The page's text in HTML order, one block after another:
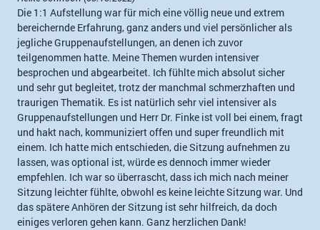
Die 1:1 Aufstellung war für mich eine völlig neue und extrem
bereichernde Erfahrung, ganz anders und viel persönlicher als
jegliche Gruppenaufstellungen, an denen ich zuvor
teilgenommen hatte. Meine Themen wurden intensiver
besprochen und abgearbeitet. Ich fühlte mich absolut sicher
und sehr gut begleitet, trotz der manchmal schmerzhaften und
traurigen Thematik. Es ist natürlich sehr viel intensiver als
Gruppenaufstellungen und Herr Dr. Finke ist voll bei einem, fragt
und hakt nach, kommuniziert offen und super freundlich mit
einem. Ich hatte mich entschieden, die Sitzung aufnehmen zu
lassen, was optional ist, würde es dennoch immer wieder
empfehlen. Ich war so überrascht, dass ich mich nach meiner
Sitzung leichter fühlte, obwohl es keine leichte Sitzung war. Und
das spätere Anhören der Sitzung ist sehr hilfreich, da doch
einiges verloren gehen kann. Ganz herzlichen Dank!